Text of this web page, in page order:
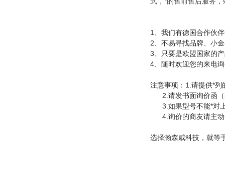
1、我们有德国合作伙
2、不易寻找品牌、小
3、只要是欧盟国家的
4、随时欢迎您的来电
注意事项：1.请提供*列
2.请发书面询价函（
3.如果型号不能*对上
4.询价的商友请主动
选择瀚森威科技，就等